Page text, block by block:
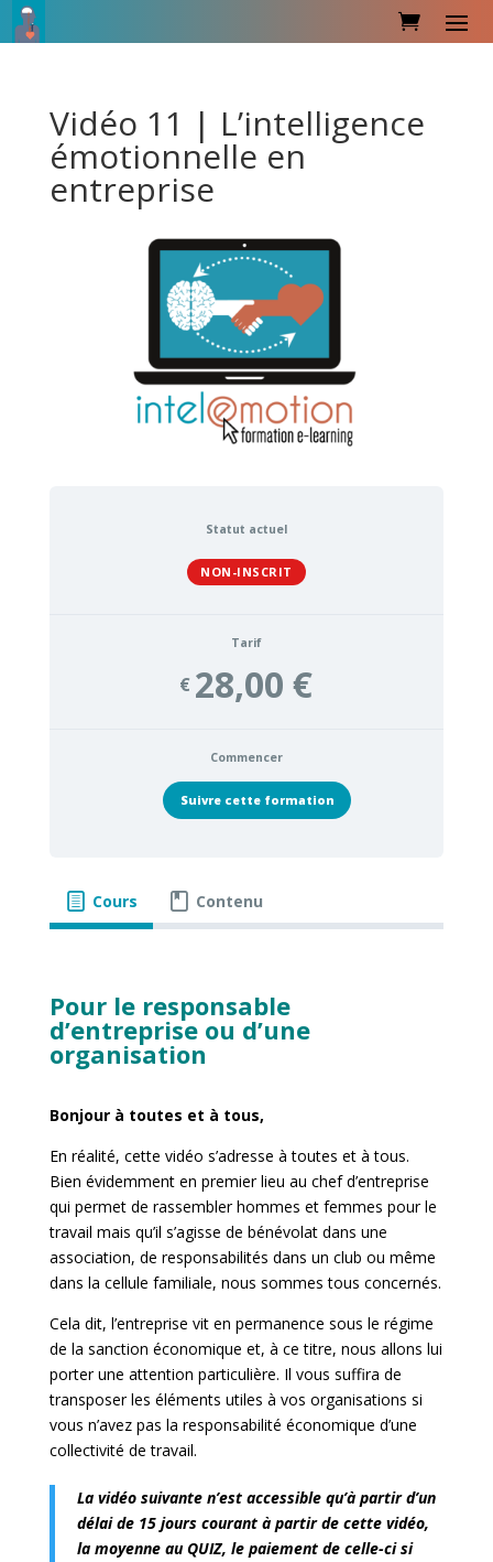
Vidéo 11 | L’intelligence
émotionnelle en
entreprise
Statut actuel
NON-INSCRIT
Tarif
€ 28,00 €
Commencer
Suivre cette formation
Cours Contenu
Pour le responsable
d’entreprise ou d’une
organisation
Bonjour à toutes et à tous,
En réalité, cette vidéo s’adresse à toutes et à tous.
Bien évidemment en premier lieu au chef d’entreprise
qui permet de rassembler hommes et femmes pour le
travail mais qu’il s’agisse de bénévolat dans une
association, de responsabilités dans un club ou même
dans la cellule familiale, nous sommes tous concernés.
Cela dit, l’entreprise vit en permanence sous le régime
de la sanction économique et, à ce titre, nous allons lui
porter une attention particulière. Il vous suffira de
transposer les éléments utiles à vos organisations si
vous n’avez pas la responsabilité économique d’une
collectivité de travail.
La vidéo suivante n’est accessible qu’à partir d’un
délai de 15 jours courant à partir de cette vidéo,
la moyenne au QUIZ, le paiement de celle-ci si